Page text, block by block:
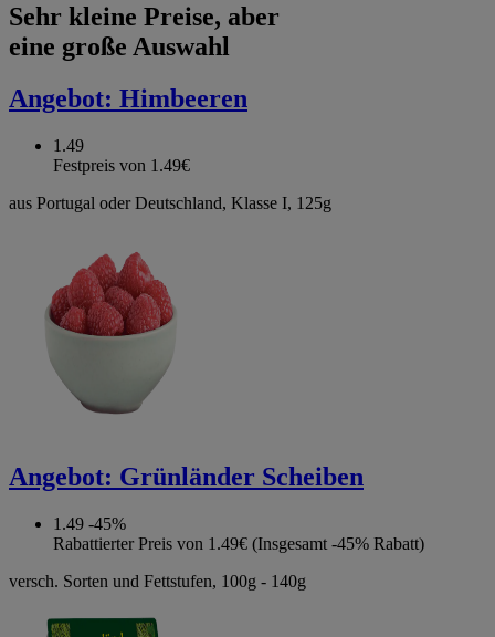
Sehr kleine Preise, aber
eine große Auswahl
Angebot: Himbeeren
1.49
Festpreis von 1.49€
aus Portugal oder Deutschland, Klasse I, 125g
Angebot: Grünländer Scheiben
1.49 -45%
Rabattierter Preis von 1.49€ (Insgesamt -45% Rabatt)
versch. Sorten und Fettstufen, 100g - 140g